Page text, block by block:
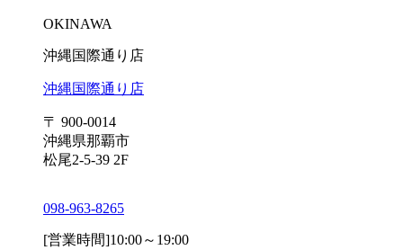
OKINAWA
沖縄国際通り店
沖縄国際通り店
〒 900-0014
沖縄県那覇市
松尾2-5-39 2F
098-963-8265
[営業時間]10:00～19:00